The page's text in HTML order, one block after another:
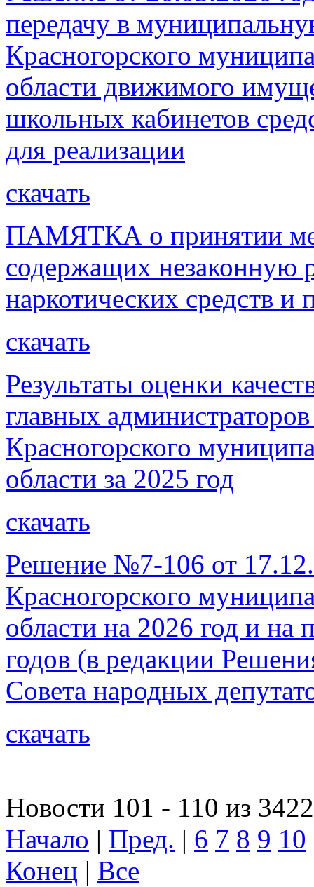
передачу в
Красногорского
области движимого
школьных кабинетов
для реализации
скачать
ПАМЯТКА о принятии
содержащих незаконную
наркотических средств
скачать
Результаты оценки
главных
Красногорского
области за 2025 год
скачать
Решение №7-106 от
Красногорского
области на 2026 год и
годов (в редакции
Совета народных
скачать
Новости 101 - 110 из 3422
Начало | Пред. | 6 7 8 9 10
Конец | Все